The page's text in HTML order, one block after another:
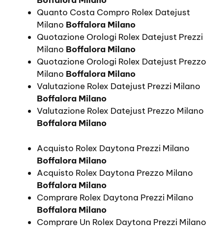
Quanto Costa Compro Rolex Datejust
Milano Boffalora Milano
Quotazione Orologi Rolex Datejust Prezzi
Milano Boffalora Milano
Quotazione Orologi Rolex Datejust Prezzo
Milano Boffalora Milano
Valutazione Rolex Datejust Prezzi Milano
Boffalora Milano
Valutazione Rolex Datejust Prezzo Milano
Boffalora Milano
Acquisto Rolex Daytona Prezzi Milano
Boffalora Milano
Acquisto Rolex Daytona Prezzo Milano
Boffalora Milano
Comprare Rolex Daytona Prezzi Milano
Boffalora Milano
Comprare Un Rolex Daytona Prezzi Milano